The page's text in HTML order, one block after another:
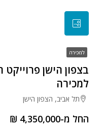
למכירה
בצפון הישן
למכירה
תל אביב, הצפון הישן
החל מ-4,350,000 ₪